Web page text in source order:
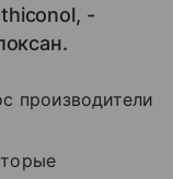
-
производители